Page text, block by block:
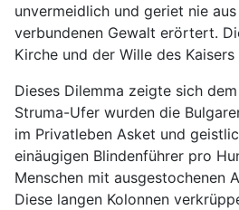
unvermeidlich und geriet nie
verbundenen Gewalt erörtert.
Kirche und der Wille des
Dieses Dilemma zeigte sich
Struma-Ufer wurden die
im Privatleben Asket und
einäugigen Blindenführer pro
Menschen mit ausgestochenen
Diese langen Kolonnen